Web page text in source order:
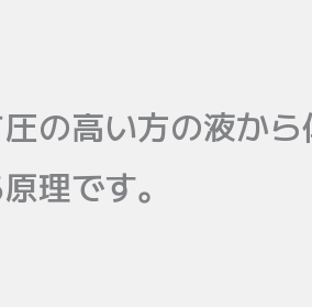
の高い方の液か
理です。